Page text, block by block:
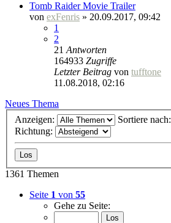
Tomb Raider Movie Trailer
von exFenris » 20.09.2017, 09:42
1
2
21 Antworten
164933 Zugriffe
Letzter Beitrag von tufftone
11.08.2018, 02:16
Neues Thema
Anzeigen:
Sortiere nach:
Richtung:
1361 Themen
Seite 1 von 55
Gehe zu Seite: